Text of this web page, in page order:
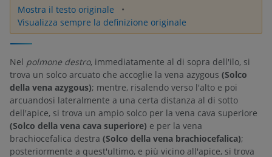
Mostra il testo originale
Visualizza sempre la definizione originale
Nel polmone destro, immediatamente al di sopra dell'ilo, si
trova un solco arcuato che accoglie la vena azygous (Solco
della vena azygous); mentre, risalendo verso l'alto e poi
arcuandosi lateralmente a una certa distanza al di sotto
dell'apice, si trova un ampio solco per la vena cava superiore
(Solco della vena cava superiore) e per la vena
brachiocefalica destra (Solco della vena brachiocefalica);
posteriormente a quest'ultimo, e più vicino all'apice, si trova